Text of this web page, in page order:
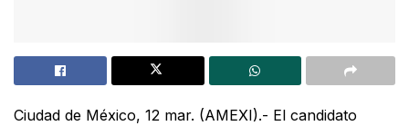
Ciudad de México, 12 mar. (AMEXI).- El candidato